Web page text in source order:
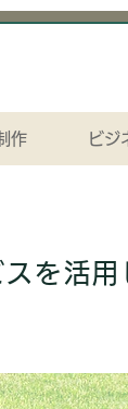
作 ビジ
を活用